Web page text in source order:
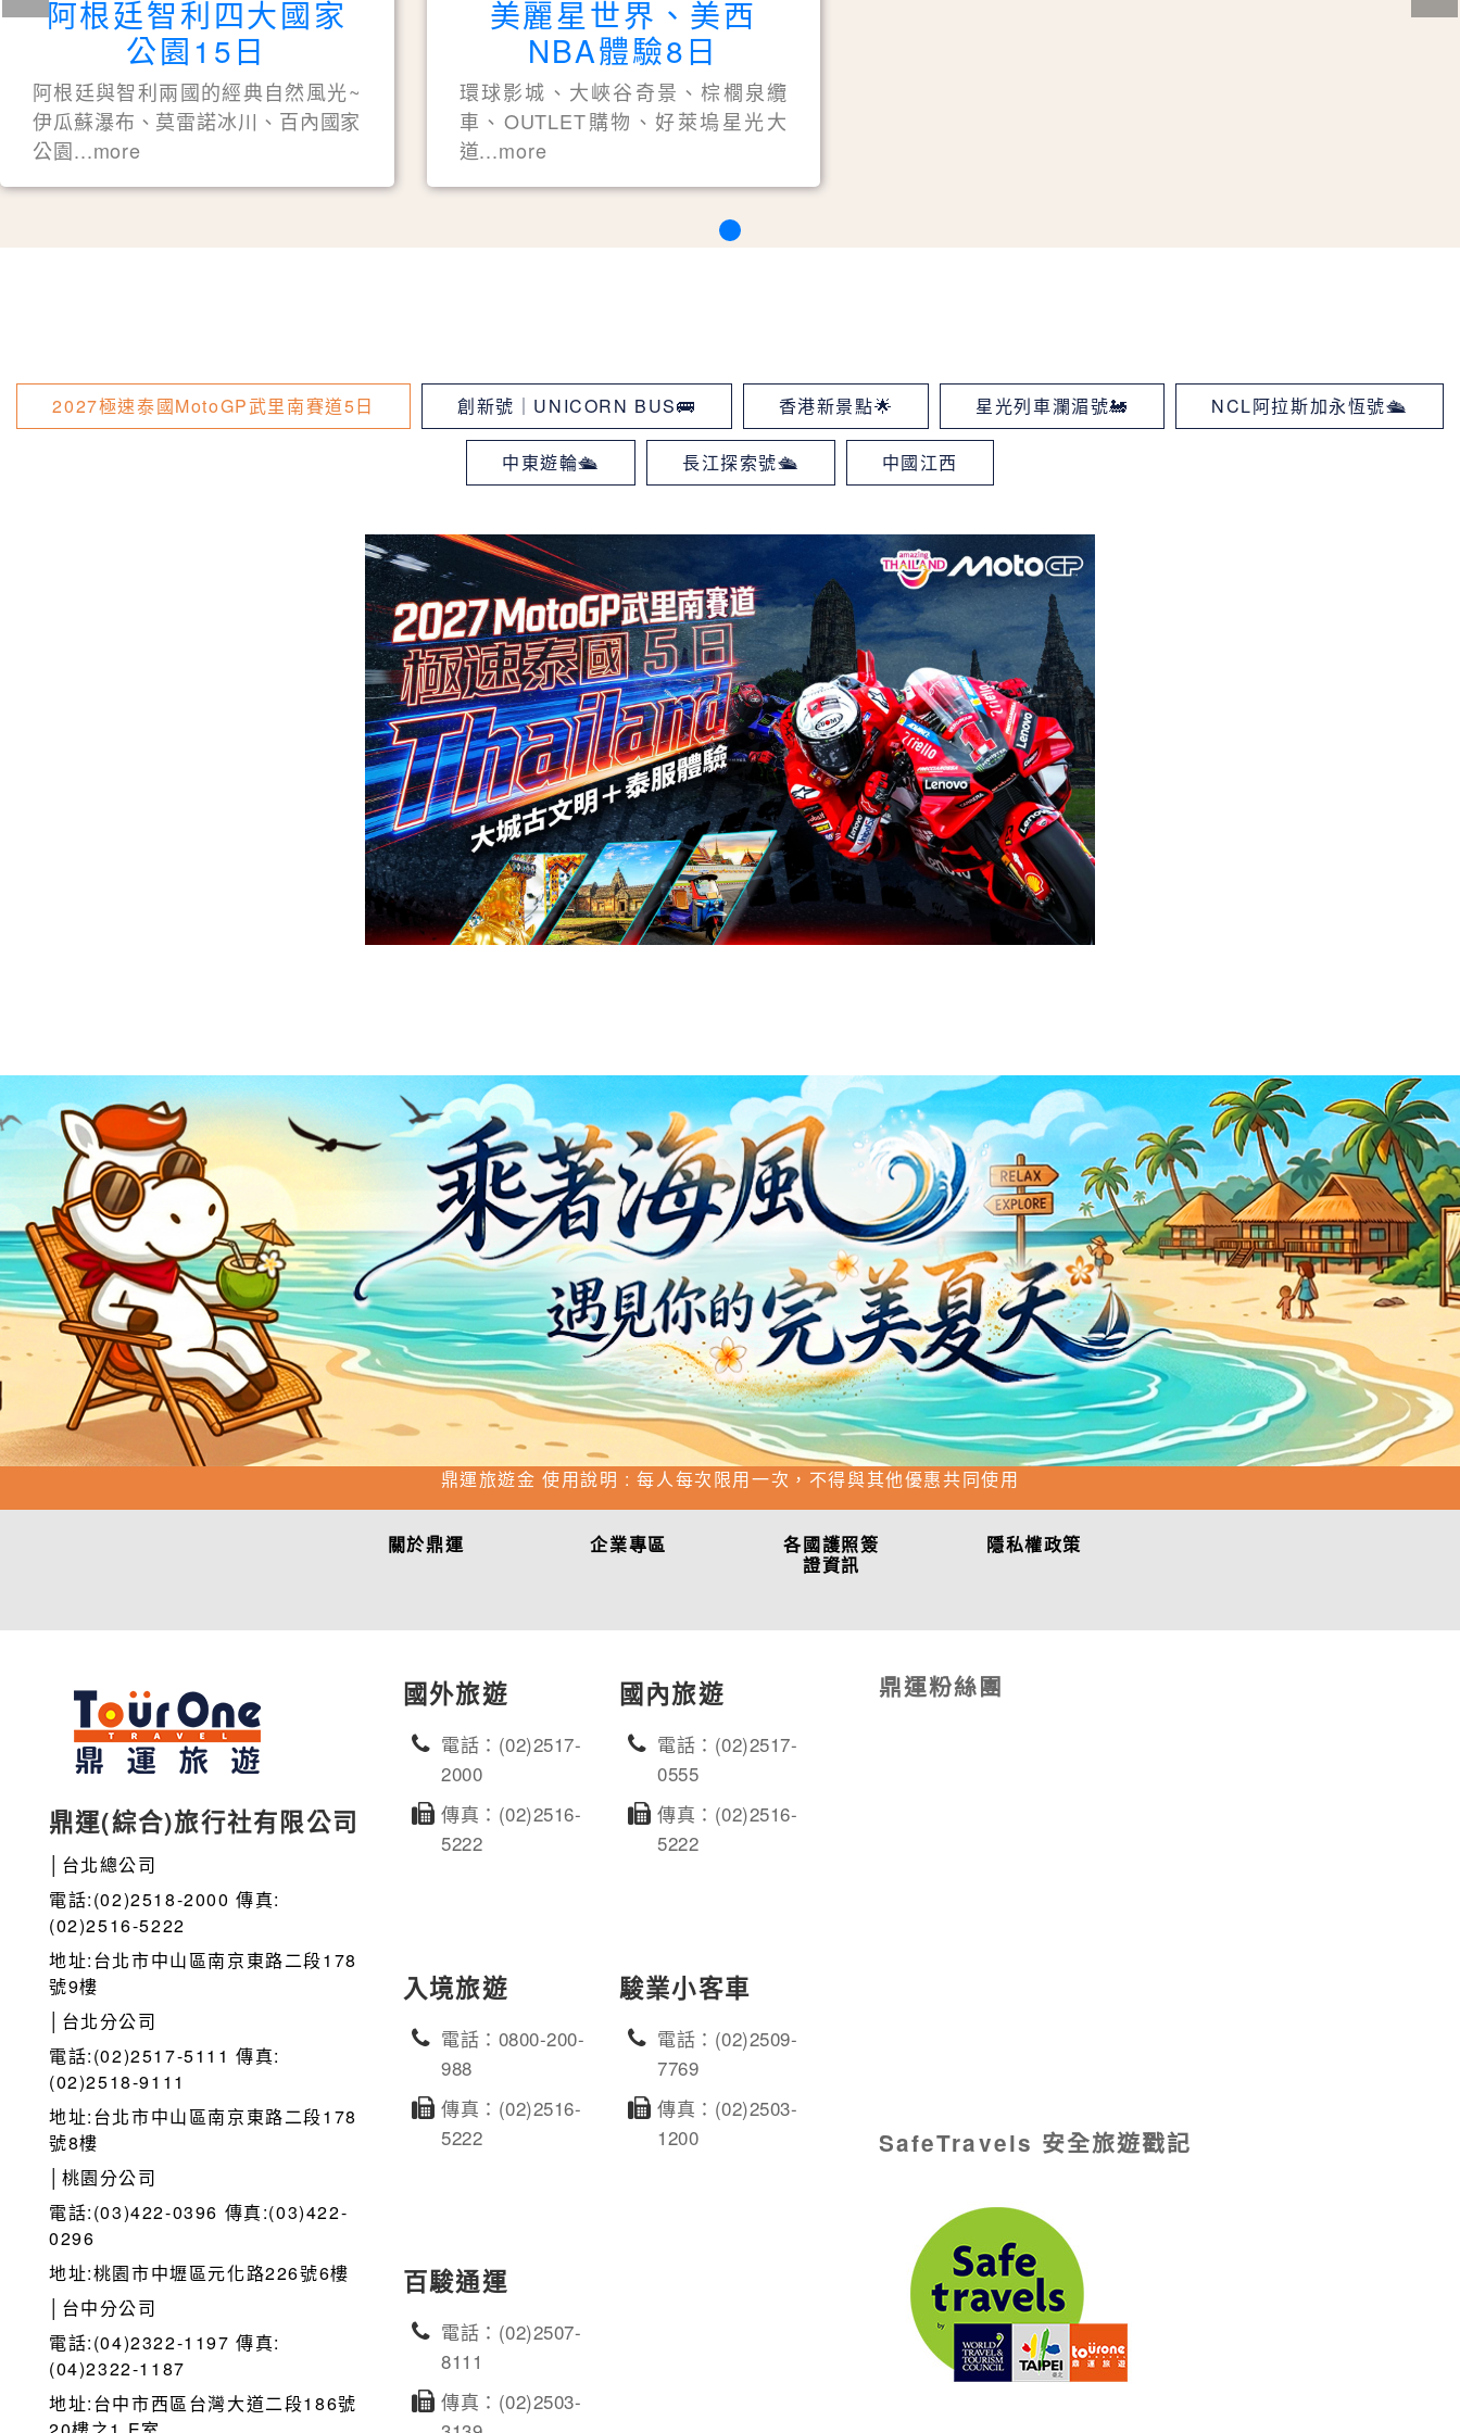
阿根廷智利四大國家
公園15日
阿根廷與智利兩國的經典自然風光~
伊瓜蘇瀑布、莫雷諾冰川、百內國家
公園...more
美麗星世界、美西
NBA體驗8日
環球影城、大峽谷奇景、棕櫚泉纜
車、OUTLET購物、好萊塢星光大
道...more
2027極速泰國MotoGP武里南賽道5日 創新號｜UNICORN BUS🚌 香港新景點🌟 星光列車瀾湄號🚂 NCL阿拉斯加永恆號🛳
中東遊輪🛳 長江探索號🛳 中國江西
鼎運旅遊金 使用說明 : 每人每次限用一次，不得與其他優惠共同使用
關於鼎運 企業專區
各國護照簽
證資訊
隱私權政策
鼎運(綜合)旅行社有限公司
│台北總公司
電話:(02)2518-2000 傳真:
(02)2516-5222
地址:台北市中山區南京東路二段178
號9樓
│台北分公司
電話:(02)2517-5111 傳真:
(02)2518-9111
地址:台北市中山區南京東路二段178
號8樓
│桃園分公司
電話:(03)422-0396 傳真:(03)422-
0296
地址:桃園市中壢區元化路226號6樓
│台中分公司
電話:(04)2322-1197 傳真:
(04)2322-1187
地址:台中市西區台灣大道二段186號
國外旅遊
電話：(02)2517-
2000
傳真：(02)2516-
5222
國內旅遊
電話：(02)2517-
0555
傳真：(02)2516-
5222
入境旅遊
電話：0800-200-
988
傳真：(02)2516-
5222
駿業小客車
電話：(02)2509-
7769
傳真：(02)2503-
1200
百駿通運
電話：(02)2507-
8111
傳真：(02)2503-
鼎運粉絲團
SafeTravels 安全旅遊戳記